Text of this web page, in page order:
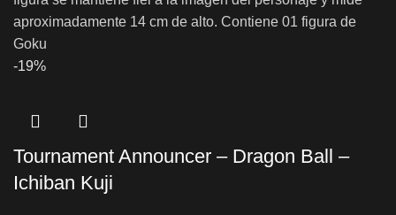
aproximadamente 14 cm de alto. Contiene 01 figura de
Goku
-19%
Tournament Announcer – Dragon Ball –
Ichiban Kuji